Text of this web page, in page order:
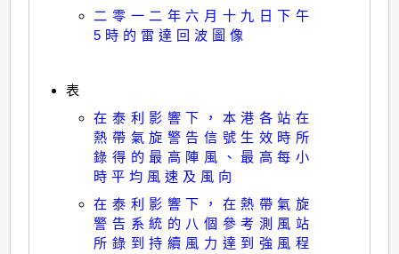
二零一二年六月十九日下午
5時的雷達回波圖像
表
在泰利影響下，本港各站在
熱帶氣旋警告信號生效時所
錄得的最高陣風、最高每小
時平均風速及風向
在泰利影響下，在熱帶氣旋
警告系統的八個參考測風站
所錄到持續風力達到強風程